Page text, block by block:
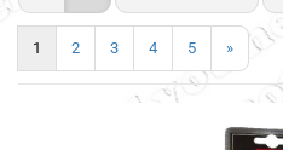
1 2 3 4 5 »